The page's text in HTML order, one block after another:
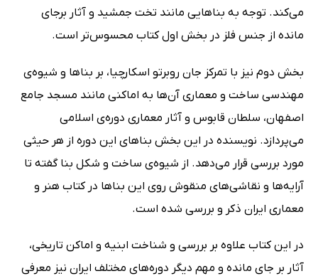
می‌کند. توجه به بناهایی مانند تخت جمشید و آثار برجای
مانده از جنس فلز در بخش اول کتاب محسوس‌تر است.
بخش دوم نیز با تمرکز جان روبرتو اسکارچیا، بر بناها و شیوه‌ی
مهندسی ساخت و معماری آن‌ها به اماکنی مانند مسجد جامع
اصفهان، سلطان قابوس و آثار معماری دوره‌ی اسلامی
می‌پردازد. نویسنده در این بخش بناهای این دوره از هر حیثی
مورد بررسی قرار می‌دهد. از شیوه‌ی ساخت و شکل بنا گفته تا
آرایه‌ها و نقاشی‌های منقوش روی این بناها در کتاب هنر و
معماری ایران ذکر و بررسی شده است.
در این کتاب علاوه بر بررسی و شناخت ابنیه و اماکن تاریخی،
آثار بر جای مانده و مهم دیگر دوره‌های مختلف ایران نیز معرفی